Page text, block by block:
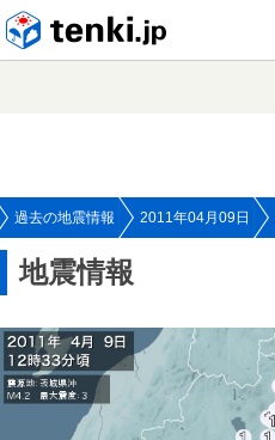
過去の地震情報 2011年04月09日
地震情報